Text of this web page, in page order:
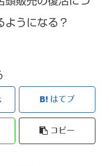
ようになる？
はてブ
コピー